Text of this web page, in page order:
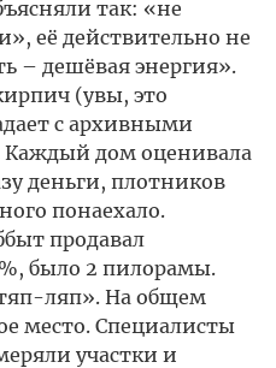
так: «не
её действительно не
– дешёвая энергия».
(увы, это
с архивными
Каждый дом оценивала
деньги, плотников
понаехало.
продавал
было 2 пилорамы.
ляп». На общем
место. Специалисты
участки и